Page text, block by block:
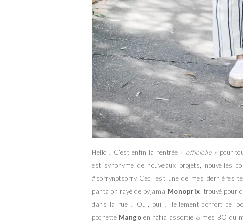
Hello ! C’est enfin la rentrée « officielle » pour
est synonyme de nouveaux projets, nouvelles
#sorrynotsorry Ceci est une de mes dernières
pantalon rayé de pyjama Monoprix , trouvé pour
dans la rue ! Oui, oui ! Tellement confort ce
pochette Mango en rafia assortie & mes BO du